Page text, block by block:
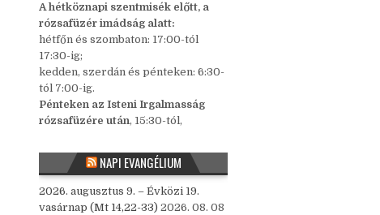
A hétköznapi szentmisék előtt, a
rózsafüzér imádság alatt:
hétfőn és szombaton: 17:00-tól
17:30-ig;
kedden, szerdán és pénteken: 6:30-
tól 7:00-ig.
Pénteken az Isteni Irgalmasság
rózsafüzére után, 15:30-tól,
NAPI EVANGÉLIUM
2026. augusztus 9. – Évközi 19.
vasárnap (Mt 14,22-33) 2026. 08. 08